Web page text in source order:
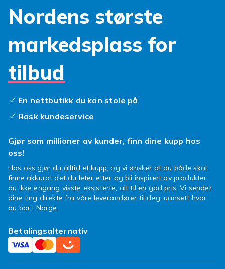
for å gi optimal passform og beskyttelse mot
hverdagens små uhell, som riper og støt, uten
funksjonalitet. Du får enkel tilgang til alle
knapper og porter, slik at du kan bruke
telefonen akkurat som vanlig, men nå med en
ekstra dose personlighet.
Vårt brede sortiment avHuawei P40 Lite E
teksturer til dristige og iøynefallende design.
elegant mønster er mer din stil, som også gir
velger, kan du være sikker på at din telefon får
en ny sjanse til å skinne. Å velge riktig
Huawei P40 Lite E tilbehør
handler om å
finne det som reflekterer deg best. La din
stil!
Så, hva venter du på? Dykk ned i vårt
Nordens største
markedsplass for
tilbud
En nettbutikk du kan stole på
Rask kundeservice
Gjør som millioner av kunder, finn dine kupp hos
oss!
Hos oss gjør du alltid et kupp, og vi ønsker at du både skal
finne akkurat det du leter etter og bli inspirert av produkter
du ikke engang visste eksisterte, alt til en god pris. Vi sender
dine ting direkte fra våre leverandører til deg, uansett hvor
du bor i Norge.
Betalingsalternativ